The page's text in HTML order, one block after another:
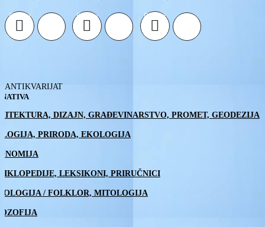
Dodaj u
košaricu
Dodaj u
košaricu
Dodaj u
košaricu
ANTIKVARIJAT
DIZAJN, GRAĐEVINARSTVO, PROMET, GEODEZIJA
PRIRODA, EKOLOGIJA
LEKSIKONI, PRIRUČNICI
/ FOLKLOR, MITOLOGIJA